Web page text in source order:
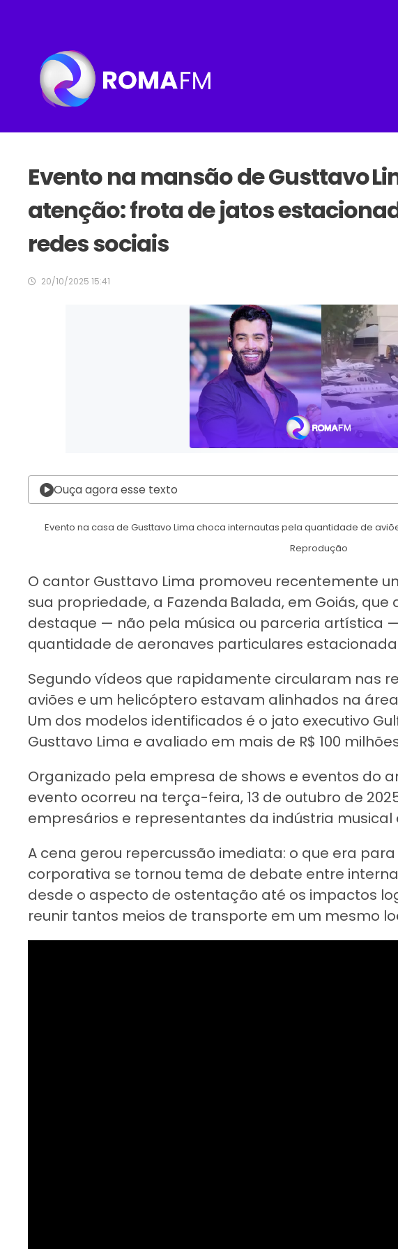
Evento na mansão de Gusttavo
atenção: frota de jatos
redes sociais
20/10/2025 15:41
Ouça agora esse texto
Evento na casa de Gusttavo Lima choca internautas pela quantidade de
Reprodução
O cantor Gusttavo Lima promoveu recentemente
sua propriedade, a Fazenda Balada, em Goiás,
destaque — não pela música ou parceria artística
quantidade de aeronaves particulares
Segundo vídeos que rapidamente circularam nas
aviões e um helicóptero estavam alinhados na
Um dos modelos identificados é o jato executivo
Gusttavo Lima e avaliado em mais de R$ 100
Organizado pela empresa de shows e eventos do
evento ocorreu na terça-feira, 13 de outubro de
empresários e representantes da indústria musical
A cena gerou repercussão imediata: o que era
corporativa se tornou tema de debate entre
desde o aspecto de ostentação até os impactos
reunir tantos meios de transporte em um mesmo